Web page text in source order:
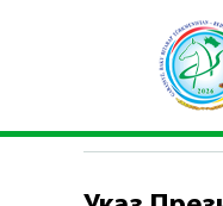
\
ХРОНИКА